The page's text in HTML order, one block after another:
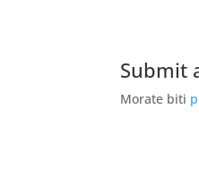
Submit
Morate biti